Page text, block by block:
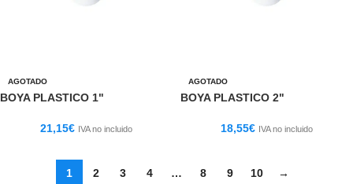
AGOTADO
BOYA PLASTICO 1"
21,15€ IVA no incluido
AGOTADO
BOYA PLASTICO 2"
18,55€ IVA no incluido
1 2 3 4 … 8 9 10 →